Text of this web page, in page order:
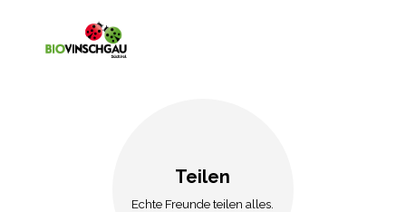
Teilen
Echte Freunde teilen alles.